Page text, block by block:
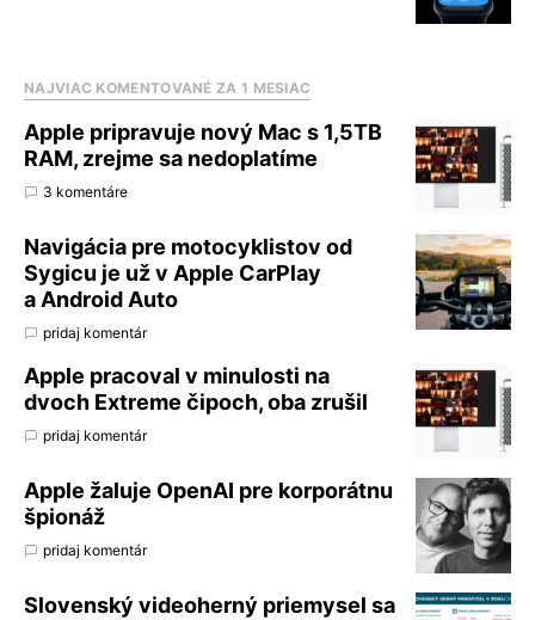
NAJVIAC KOMENTOVANÉ ZA 1 MESIAC
Apple pripravuje nový Mac s 1,5TB
RAM, zrejme sa nedoplatíme
3 komentáre
Navigácia pre motocyklistov od
Sygicu je už v Apple CarPlay
a Android Auto
pridaj komentár
Apple pracoval v minulosti na
dvoch Extreme čipoch, oba zrušil
pridaj komentár
Apple žaluje OpenAI pre korporátnu
špionáž
pridaj komentár
Slovenský videoherný priemysel sa